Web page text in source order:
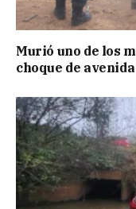
Murió uno de los
choque de